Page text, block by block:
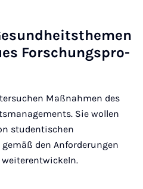
Forschung­s­pro­
Maßnahmen des
Sie wollen
studentischen
den Anforderungen